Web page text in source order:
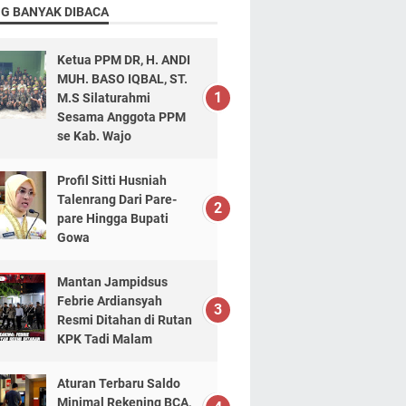
BANYAK DIBACA
Ketua PPM DR, H. ANDI
MUH. BASO IQBAL, ST.
M.S Silaturahmi
Sesama Anggota PPM
se Kab. Wajo
Profil Sitti Husniah
Talenrang Dari Pare-
pare Hingga Bupati
Gowa
Mantan Jampidsus
Febrie Ardiansyah
Resmi Ditahan di Rutan
KPK Tadi Malam
Aturan Terbaru Saldo
Minimal Rekening BCA,